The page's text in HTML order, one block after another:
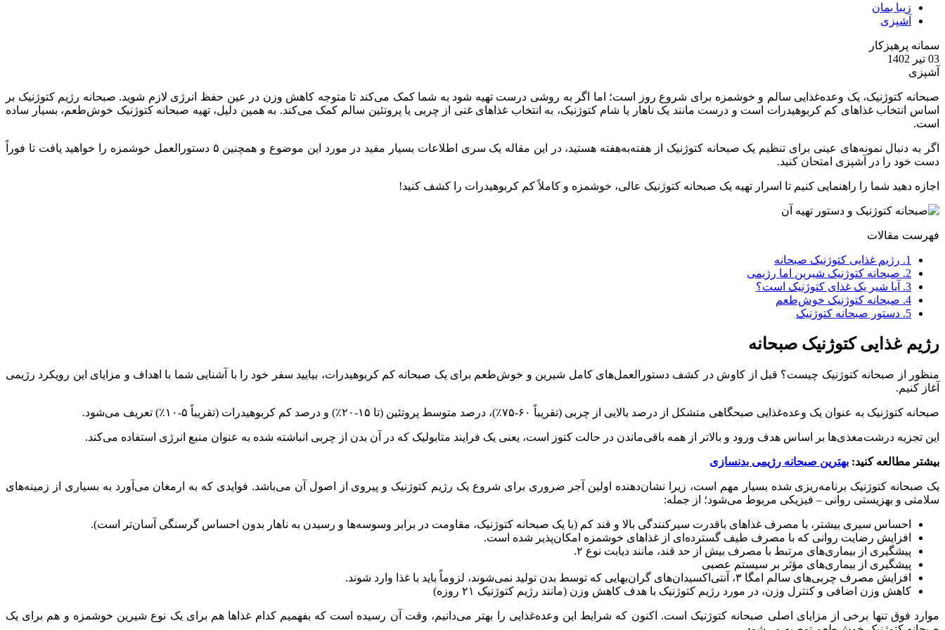
زیبا بمان
آشپزی
سمانه پرهیزکار
03 تیر 1402
آشپزی
صبحانه کتوژنیک، یک وعده‌غذایی سالم و خوشمزه برای شروع روز است؛ اما اگر به روشی درست تهیه شود به شما کمک می‌کند تا متوجه کاهش وزن در عین حفظ انرژی لازم شوید. صبحانه رژیم کتوژنیک بر
اساس انتخاب غذا‌های کم کربوهیدرات است و درست مانند یک ناهار یا شام کتوژنیک، به انتخاب غذا‌های غنی از چربی یا پروتئین سالم کمک می‌کند. به همین دلیل، تهیه صبحانه کتوژنیک خوش‌طعم، بسیار ساده
است.
اگر به دنبال نمونه‌های عینی برای تنظیم یک صبحانه کتوژنیک از هفته‌به‌هفته هستید، در این مقاله یک سری اطلاعات بسیار مفید در مورد این موضوع و همچنین ۵ دستورالعمل خوشمزه را خواهید یافت تا فوراً
دست خود را در آشپزی امتحان کنید.
اجازه دهید شما را راهنمایی کنیم تا اسرار تهیه یک صبحانه کتوژنیک عالی، خوشمزه و کاملاً کم کربوهیدرات را کشف کنید!
فهرست مقالات
1. رژیم غذایی کتوژنیک صبحانه
2. صبحانه کتوژنیک شیرین اما رژیمی
3.
آیا شیر یک غذای کتوژنیک است؟
4. صبحانه کتوژنیک خوش‌طعم
5. دستور صبحانه کتوژنیک
رژیم غذایی کتوژنیک صبحانه
منظور از صبحانه کتوژنیک چیست؟ قبل از کاوش در کشف دستورالعمل‌های کامل شیرین و خوش‌طعم برای یک صبحانه کم کربوهیدرات، بیایید سفر خود را با آشنایی شما با اهداف و مزایای این رویکرد رژیمی
آغاز کنیم.
صبحانه کتوژنیک به عنوان یک وعده‌غذایی صبحگاهی متشکل از درصد بالایی از چربی (تقریباً ۶۰-۷۵٪)، درصد متوسط ​​​​پروتئین (تا ۱۵-۲۰٪) و درصد کم کربوهیدرات (تقریباً ۵-۱۰٪) تعریف می‌شود.
این تجزیه درشت‌مغذی‌ها بر اساس هدف ورود و بالاتر از همه باقی‌ماندن در حالت کتوز است، یعنی یک فرایند متابولیک که در آن بدن از چربی انباشته شده به عنوان منبع انرژی استفاده می‌کند.
بیشتر مطالعه کنید: بهترین صبحانه رژیمی بدنسازی
یک صبحانه کتوژنیک برنامه‌ریزی شده بسیار مهم است، زیرا نشان‌دهنده اولین آجر ضروری برای شروع یک رژیم کتوژنیک و پیروی از اصول آن می‌باشد. فوایدی که به ارمغان می‌آورد به بسیاری از زمینه‌های
سلامتی و بهزیستی روانی – فیزیکی مربوط می‌شود؛ از جمله:
احساس سیری بیشتر، با مصرف غذا‌های باقدرت سیرکنندگی بالا و قند کم (با یک صبحانه کتوژنیک، مقاومت در برابر وسوسه‌ها و رسیدن به ناهار بدون احساس گرسنگی آسان‌تر است).
افزایش رضایت روانی که با مصرف طیف گسترده‌ای از غذا‌های خوشمزه امکان‌پذیر شده است.
پیشگیری از بیماری‌های مرتبط با مصرف بیش از حد قند، مانند دیابت نوع ۲.
پیشگیری از بیماری‌های مؤثر بر سیستم عصبی
افزایش مصرف چربی‌های سالم امگا ۳، آنتی‌اکسیدان‌های گران‌بهایی که توسط بدن تولید نمی‌شوند، لزوماً باید با غذا وارد شوند.
کاهش وزن اضافی و کنترل وزن، در مورد رژیم کتوژنیک با هدف کاهش وزن (مانند رژیم کتوژنیک ۲۱ روزه)
موارد فوق تنها برخی از مزایای اصلی صبحانه کتوژنیک است. اکنون که شرایط این وعده‌غذایی را بهتر می‌دانیم، وقت آن رسیده است که بفهمیم کدام غذا‌ها هم برای یک نوع شیرین خوشمزه و هم برای یک